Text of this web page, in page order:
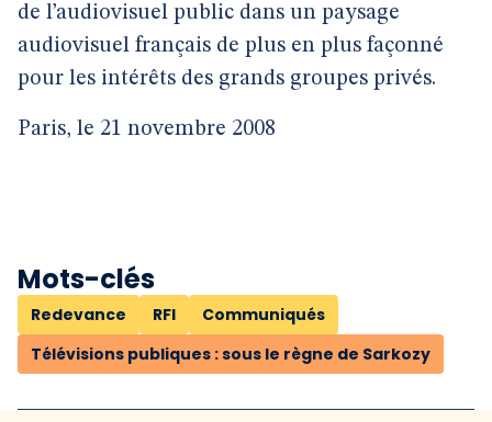
de l’audiovisuel public dans un paysage
audiovisuel français de plus en plus façonné
pour les intérêts des grands groupes privés.
Paris, le 21 novembre 2008
Mots-clés
Redevance RFI
Communiqués
Télévisions publiques : sous le règne de Sarkozy